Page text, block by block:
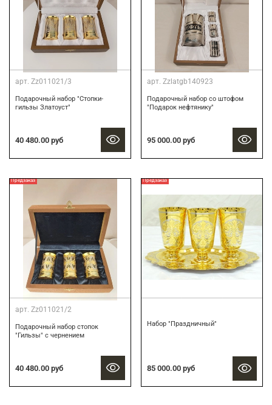
арт. Zz011021/3
Подарочный набор "Стопки-
гильзы Златоуст"
40 480.00 руб
арт. Zzlatgb140923
Подарочный набор со штофом
"Подарок нефтянику"
95 000.00 руб
Предзаказ
арт. Zz011021/2
Подарочный набор стопок
"Гильзы" с чернением
40 480.00 руб
Предзаказ
Набор "Праздничный"
85 000.00 руб